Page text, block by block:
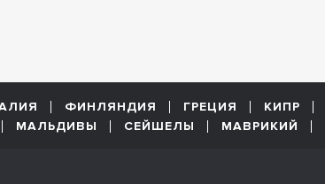
ФИНЛЯНДИЯ ГРЕЦИЯ КИПР
МАЛЬДИВЫ СЕЙШЕЛЫ МАВРИКИЙ